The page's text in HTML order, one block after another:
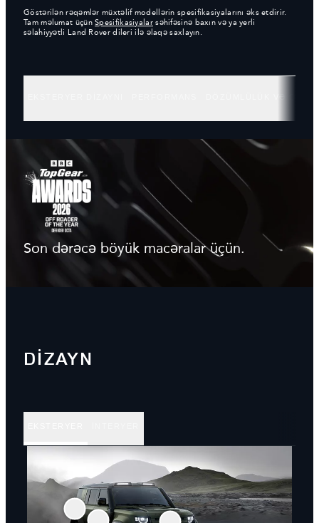
Göstərilən rəqəmlər müxtəlif modellərin spesifikasiyalarını əks etdirir.
Tam məlumat üçünSpesifikasiyalarsəhifəsinə baxın və ya yerli
səlahiyyətli Land Rover dileri ilə əlaqə saxlayın.
Son dərəcə böyük macəralar üçün.
DİZAYN